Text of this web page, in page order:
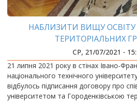
НАБЛИЗИТИ ВИЩУ ОСВІТУ
ТЕРИТОРІАЛЬНИХ
СР, 21/07/2021 -
21 липня 2021 року в стінах Івано-
національного технічного
відбулось підписання договору про
університетом та Городенківською